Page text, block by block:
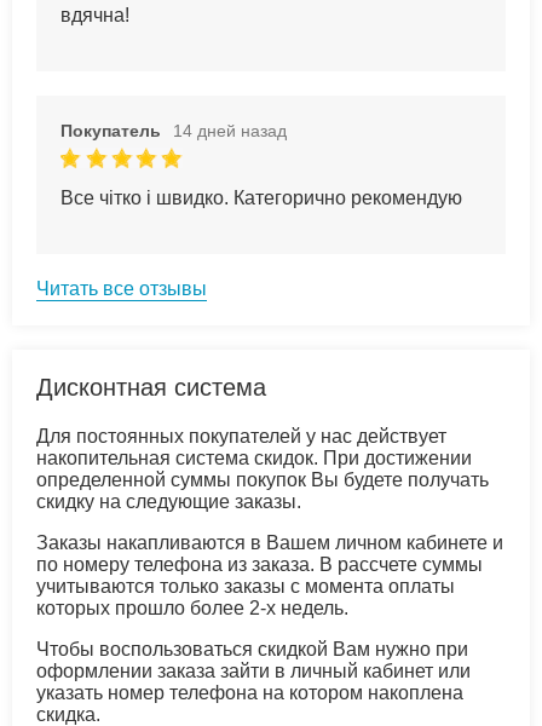
вдячна!
Покупатель 14 дней назад
Все чітко і швидко. Категорично рекомендую
Читать все отзывы
Дисконтная система
Для постоянных покупателей у нас действует
накопительная система скидок. При достижении
определенной суммы покупок Вы будете получать
скидку на следующие заказы.
Заказы накапливаются в Вашем личном кабинете и
по номеру телефона из заказа. В рассчете суммы
учитываются только заказы с момента оплаты
которых прошло более 2-х недель.
Чтобы воспользоваться скидкой Вам нужно при
оформлении заказа зайти в личный кабинет или
указать номер телефона на котором накоплена
скидка.